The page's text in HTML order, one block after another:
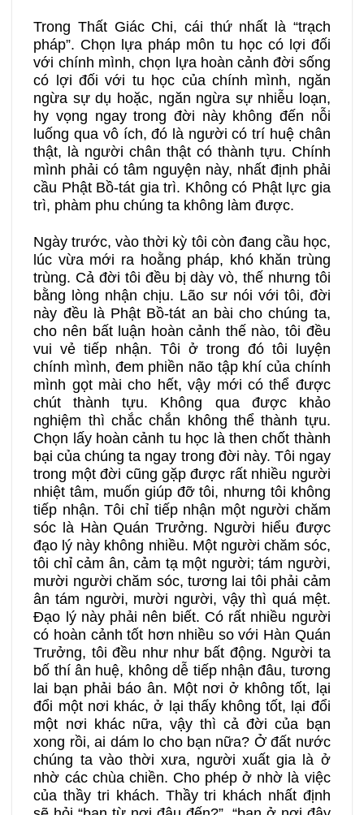
Trong Thất Giác Chi, cái thứ nhất là “trạch
pháp”. Chọn lựa pháp môn tu học có lợi đối
với chính mình, chọn lựa hoàn cảnh đời sống
có lợi đối với tu học của chính mình, ngăn
ngừa sự dụ hoặc, ngăn ngừa sự nhiễu loạn,
hy vọng ngay trong đời này không đến nỗi
luống qua vô ích, đó là người có trí huệ chân
thật, là người chân thật có thành tựu. Chính
mình phải có tâm nguyện này, nhất định phải
cầu Phật Bồ-tát gia trì. Không có Phật lực gia
trì, phàm phu chúng ta không làm được.
Ngày trước, vào thời kỳ tôi còn đang cầu học,
lúc vừa mới ra hoằng pháp, khó khăn trùng
trùng. Cả đời tôi đều bị dày vò, thế nhưng tôi
bằng lòng nhận chịu. Lão sư nói với tôi, đời
này đều là Phật Bồ-tát an bài cho chúng ta,
cho nên bất luận hoàn cảnh thế nào, tôi đều
vui vẻ tiếp nhận. Tôi ở trong đó tôi luyện
chính mình, đem phiền não tập khí của chính
mình gọt mài cho hết, vậy mới có thể được
chút thành tựu. Không qua được khảo
nghiệm thì chắc chắn không thể thành tựu.
Chọn lấy hoàn cảnh tu học là then chốt thành
bại của chúng ta ngay trong đời này. Tôi ngay
trong một đời cũng gặp được rất nhiều người
nhiệt tâm, muốn giúp đỡ tôi, nhưng tôi không
tiếp nhận. Tôi chỉ tiếp nhận một người chăm
sóc là Hàn Quán Trưởng. Người hiểu được
đạo lý này không nhiều. Một người chăm sóc,
tôi chỉ cảm ân, cảm tạ một người; tám người,
mười người chăm sóc, tương lai tôi phải cảm
ân tám người, mười người, vậy thì quá mệt.
Đạo lý này phải nên biết. Có rất nhiều người
có hoàn cảnh tốt hơn nhiều so với Hàn Quán
Trưởng, tôi đều như như bất động. Người ta
bố thí ân huệ, không dễ tiếp nhận đâu, tương
lai bạn phải báo ân. Một nơi ở không tốt, lại
đổi một nơi khác, ở lại thấy không tốt, lại đổi
một nơi khác nữa, vậy thì cả đời của bạn
xong rồi, ai dám lo cho bạn nữa? Ở đất nước
chúng ta vào thời xưa, người xuất gia là ở
nhờ các chùa chiền. Cho phép ở nhờ là việc
của thầy tri khách. Thầy tri khách nhất định